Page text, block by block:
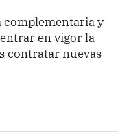
complementaria y
en vigor la
contratar nuevas